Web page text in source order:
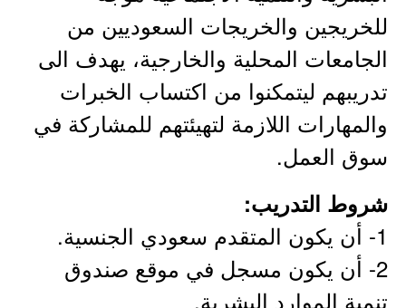
للخريجين والخريجات السعوديين من
الجامعات المحلية والخارجية، يهدف الى
تدريبهم ليتمكنوا من اكتساب الخبرات
والمهارات اللازمة لتهيئتهم للمشاركة في
سوق العمل.
شروط التدريب:
1- أن يكون المتقدم سعودي الجنسية.
2- أن يكون مسجل في موقع صندوق
تنمية الموارد البشرية.